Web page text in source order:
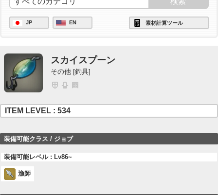
JP EN 素材計算ツール
スカイスプーン
その他 [釣具]
ITEM LEVEL : 534
装備可能クラス / ジョブ
装備可能レベル : Lv86~
漁師